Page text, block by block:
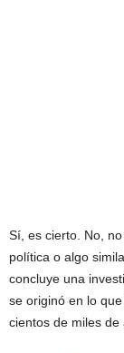
Sí, es cierto. No,
política o algo
concluye una
se originó en lo
cientos de miles